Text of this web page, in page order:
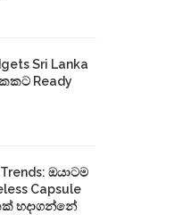
Sri Lanka
Ready
ඔයාටම
Capsule
හදාගන්නේ